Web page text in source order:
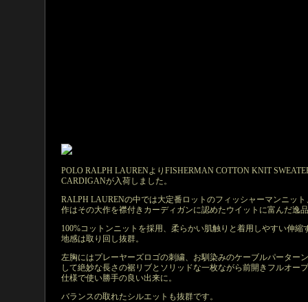
POLO RALPH LAURENよりFISHERMAN COTTON KNIT
CARDIGANが入荷しました。
RALPH LAURENの中では大定番ロットのフィッシャーマンニット
作はその大作を襟付きカーディガンに認めたウイットに富んだ逸
100%コットンニットを採用、柔らかい肌触りと着用しやすい伸縮
地感は取り回し抜群。
左胸にはプレーヤーズロゴの刺繍、お馴染みのケーブルパーター
して絶妙な長さの裾リブとソリッドな一枚ながら前開きフルオー
仕様で使い勝手の良い出来に。
バランスの取れたシルエットも抜群です。